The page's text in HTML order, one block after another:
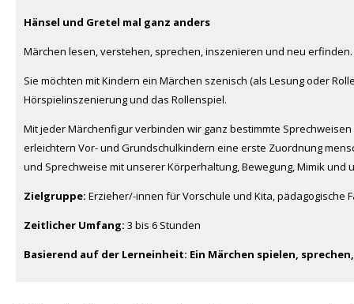
Hänsel und Gretel mal ganz anders
Märchen lesen, verstehen, sprechen, inszenieren und neu
Sie möchten mit Kindern ein Märchen szenisch (als Lesung oder
Hörspielinszenierung und das Rollenspiel.
Mit jeder Märchenfigur verbinden wir ganz bestimmte
erleichtern Vor- und Grundschulkindern eine erste Zuordnung
und Sprechweise mit unserer Körperhaltung, Bewegung, Mimik
Zielgruppe: Erzieher/-innen für Vorschule und Kita, pädagogische
Zeitlicher Umfang: 3 bis 6 Stunden
Basierend auf der Lerneinheit: Ein Märchen spielen,